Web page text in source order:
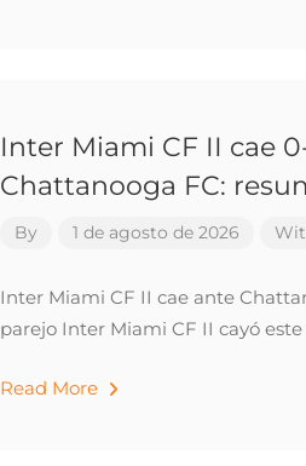
Inter Miami CF II cae
Chattanooga FC:
By 1 de agosto de 2026
Inter Miami CF II cae ante
parejo Inter Miami CF II cayó
Read More